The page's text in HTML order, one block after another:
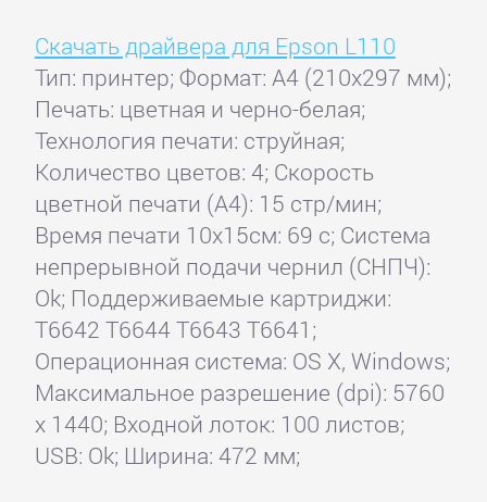
Скачать драйвера для Epson L110
Тип: принтер; Формат: A4 (210x297 мм);
Печать: цветная и черно-белая;
Технология печати: струйная;
Количество цветов: 4; Скорость
цветной печати (А4): 15 стр/мин;
Время печати 10x15см: 69 с; Система
непрерывной подачи чернил (СНПЧ):
Ok; Поддерживаемые картриджи:
T6642 T6644 T6643 T6641;
Операционная система: OS X, Windows;
Максимальное разрешение (dpi): 5760
x 1440; Входной лоток: 100 листов;
USB: Ok; Ширина: 472 мм;